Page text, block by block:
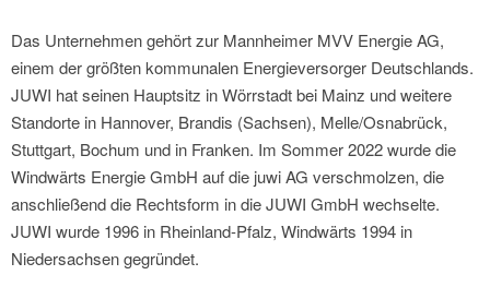
Das Unternehmen gehört zur Mannheimer MVV Energie AG,
einem der größten kommunalen Energieversorger Deutschlands.
JUWI hat seinen Hauptsitz in Wörrstadt bei Mainz und weitere
Standorte in Hannover, Brandis (Sachsen), Melle/Osnabrück,
Stuttgart, Bochum und in Franken. Im Sommer 2022 wurde die
Windwärts Energie GmbH auf die juwi AG verschmolzen, die
anschließend die Rechtsform in die JUWI GmbH wechselte.
JUWI wurde 1996 in Rheinland-Pfalz, Windwärts 1994 in
Niedersachsen gegründet.